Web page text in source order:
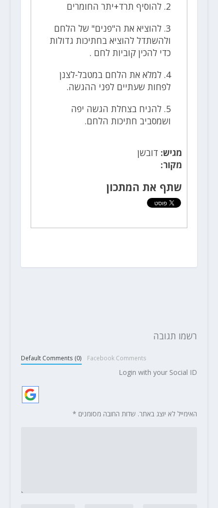
2. להוסיף תרד+יתר החומרים
3. להוציא את ה"פנים" של הלחם
ולהשתדל להוציא בחתיכות גדולות
כדי להכין קוביות לחם .
4. למלא את הלחם במטבל-לצנן
לפחות שעתיים לפני ההגשה.
5. להניח בצחלת הגשה יפה
ושמסביב חתיכות הלחם.
מגיש: דובשן
מקור:
שתף את המתכון
רשמו תגובה
Default Comments (0) Facebook Comments
Login with your Social ID
האימייל לא יוצג באתר. שדות החובה מסומנים *